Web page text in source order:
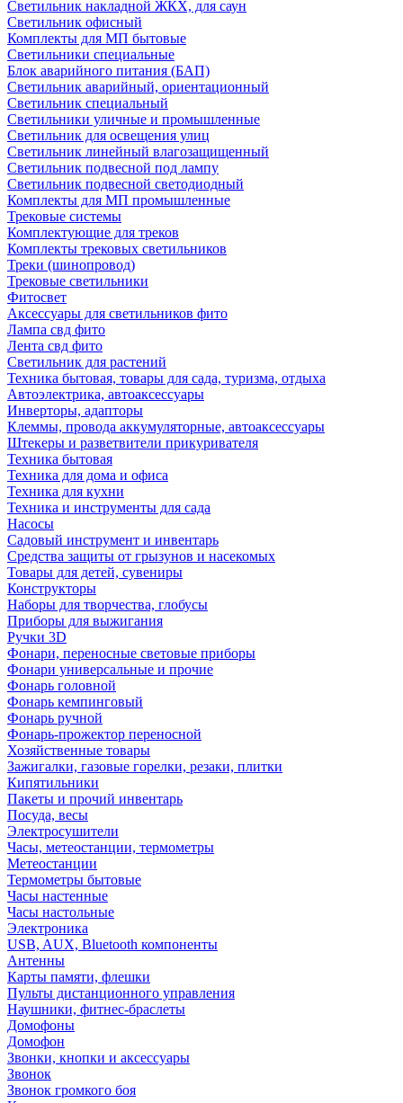
Светильник накладной ЖКХ, для саун
Светильник офисный
Комплекты для МП бытовые
Светильники специальные
Блок аварийного питания (БАП)
Светильник аварийный, ориентационный
Светильник специальный
Светильники уличные и промышленные
Светильник для освещения улиц
Светильник линейный влагозащищенный
Светильник подвесной под лампу
Светильник подвесной светодиодный
Комплекты для МП промышленные
Трековые системы
Комплектующие для треков
Комплекты трековых светильников
Треки (шинопровод)
Трековые светильники
Фитосвет
Аксессуары для светильников фито
Лампа свд фито
Лента свд фито
Светильник для растений
Техника бытовая, товары для сада, туризма, отдыха
Автоэлектрика, автоаксессуары
Инверторы, адапторы
Клеммы, провода аккумуляторные, автоаксессуары
Штекеры и разветвители прикуривателя
Техника бытовая
Техника для дома и офиса
Техника для кухни
Техника и инструменты для сада
Насосы
Садовый инструмент и инвентарь
Средства защиты от грызунов и насекомых
Товары для детей, сувениры
Конструкторы
Наборы для творчества, глобусы
Приборы для выжигания
Ручки 3D
Фонари, переносные световые приборы
Фонари универсальные и прочие
Фонарь головной
Фонарь кемпинговый
Фонарь ручной
Фонарь-прожектор переносной
Хозяйственные товары
Зажигалки, газовые горелки, резаки, плитки
Кипятильники
Пакеты и прочий инвентарь
Посуда, весы
Электросушители
Часы, метеостанции, термометры
Метеостанции
Термометры бытовые
Часы настенные
Часы настольные
Электроника
USB, AUX, Bluetooth компоненты
Антенны
Карты памяти, флешки
Пульты дистанционного управления
Наушники, фитнес-браслеты
Домофоны
Домофон
Звонки, кнопки и аксессуары
Звонок
Звонок громкого боя